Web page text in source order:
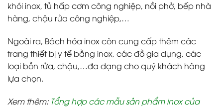
khói inox, tủ hấp cơm công nghiệp, nồi phở, bếp nhà
hàng, chậu rửa công nghiệp,…
Ngoài ra, Bách hóa inox còn cung cấp thêm các
trang thiết bị y tế bằng inox, các đồ gia dụng, các
loại bồn rửa, chậu,…đa dạng cho quý khách hàng
lựa chọn.
Xem thêm:Tổng hợp các mẫu sản phẩm inox của